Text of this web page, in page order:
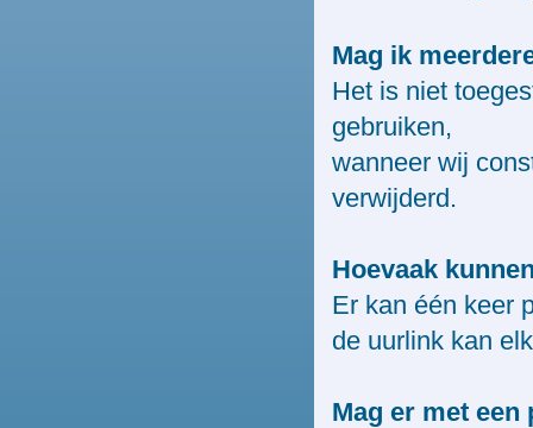
Mag ik
Het is niet
gebruiken,
wanneer wij
verwijderd.
Hoevaak
Er kan één keer
de uurlink kan
Mag er met